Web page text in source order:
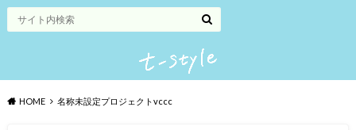
HOME 名称未設定プロジェクトvccc